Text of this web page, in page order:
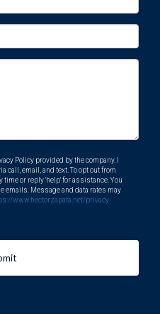
Policy provided by the company. I
call, email, and text. To opt out from
time or reply 'help' for assistance. You
emails. Message and data rates may
www.hectorzapata.net/privacy-